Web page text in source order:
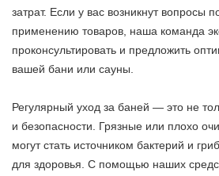
затрат. Если у вас возникнут вопросы
применению товаров, наша команда
проконсультировать и предложить
вашей бани или сауны.
Регулярный уход за баней — это не
и безопасности. Грязные или плохо
могут стать источником бактерий и
для здоровья. С помощью наших